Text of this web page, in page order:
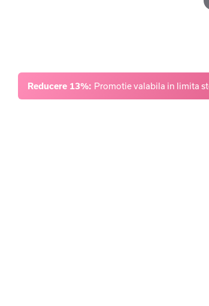
Reducere 13%: Promotie valabila in limita